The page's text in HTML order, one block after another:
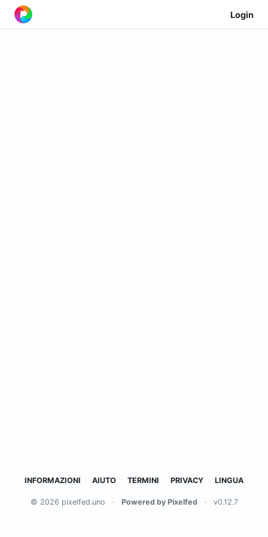
Login
INFORMAZIONI AIUTO TERMINI PRIVACY LINGUA
© 2026 pixelfed.uno · Powered by Pixelfed · v0.12.7